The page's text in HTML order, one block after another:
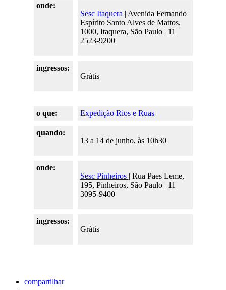
onde:
Sesc Itaquera | Avenida Fernando
Espírito Santo Alves de Mattos,
1000, Itaquera, São Paulo | 11
2523-9200
ingressos:
Grátis
o que: Expedição Rios e Ruas
quando:
13 a 14 de junho, às 10h30
onde:
Sesc Pinheiros | Rua Paes Leme,
195, Pinheiros, São Paulo | 11
3095-9400
ingressos:
Grátis
compartilhar